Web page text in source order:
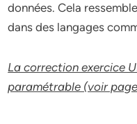
données. Cela
dans des langages
La correction exercice
paramétrable (voir